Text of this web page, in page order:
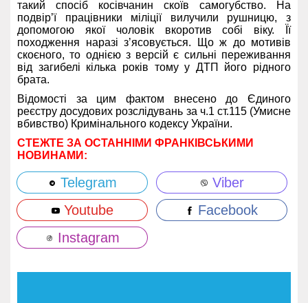
такий спосіб косівчанин скоїв самогубство. На
подвір’ї працівники міліції вилучили рушницю, з
допомогою якої чоловік вкоротив собі віку. Її
походження наразі з’ясовується. Що ж до мотивів
скоєного, то однією з версій є сильні переживання
від загибелі кілька років тому у ДТП його рідного
брата.
Відомості за цим фактом внесено до Єдиного
реєстру досудових розслідувань за ч.1 ст.115 (Умисне
вбивство) Кримінального кодексу України.
СТЕЖТЕ ЗА ОСТАННІМИ ФРАНКІВСЬКИМИ
НОВИНАМИ:
Telegram
Viber
Youtube
Facebook
Instagram